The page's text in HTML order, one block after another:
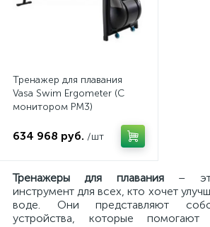
Тренажер для плавания
Vasa Swim Ergometer (С
монитором PM3)
634 968 руб. /шт
Тренажеры для плавания– это
инструмент для всех, кто хочет
воде. Они представляют
устройства, которые помогают